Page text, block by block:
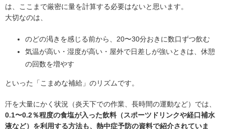
は、ここまで厳密に量を計算する必要はないと思います。
大切なのは、
のどの渇きを感じる前から、20〜30分おきに数口ずつ飲む
気温が高い・湿度が高い・屋外で日差しが強いときは、休憩
の回数を増やす
といった「こまめな補給」のリズムです。
汗を大量にかく状況（炎天下での作業、長時間の運動など）では、
0.1〜0.2％程度の食塩が入った飲料（スポーツドリンクや経口補水
液など）を利用する方法も、熱中症予防の資料で紹介されていま